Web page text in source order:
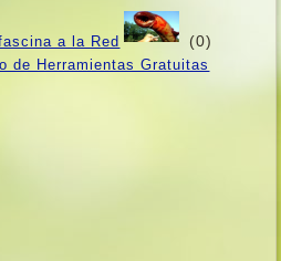
a la Red (0)
de Herramientas Gratuitas